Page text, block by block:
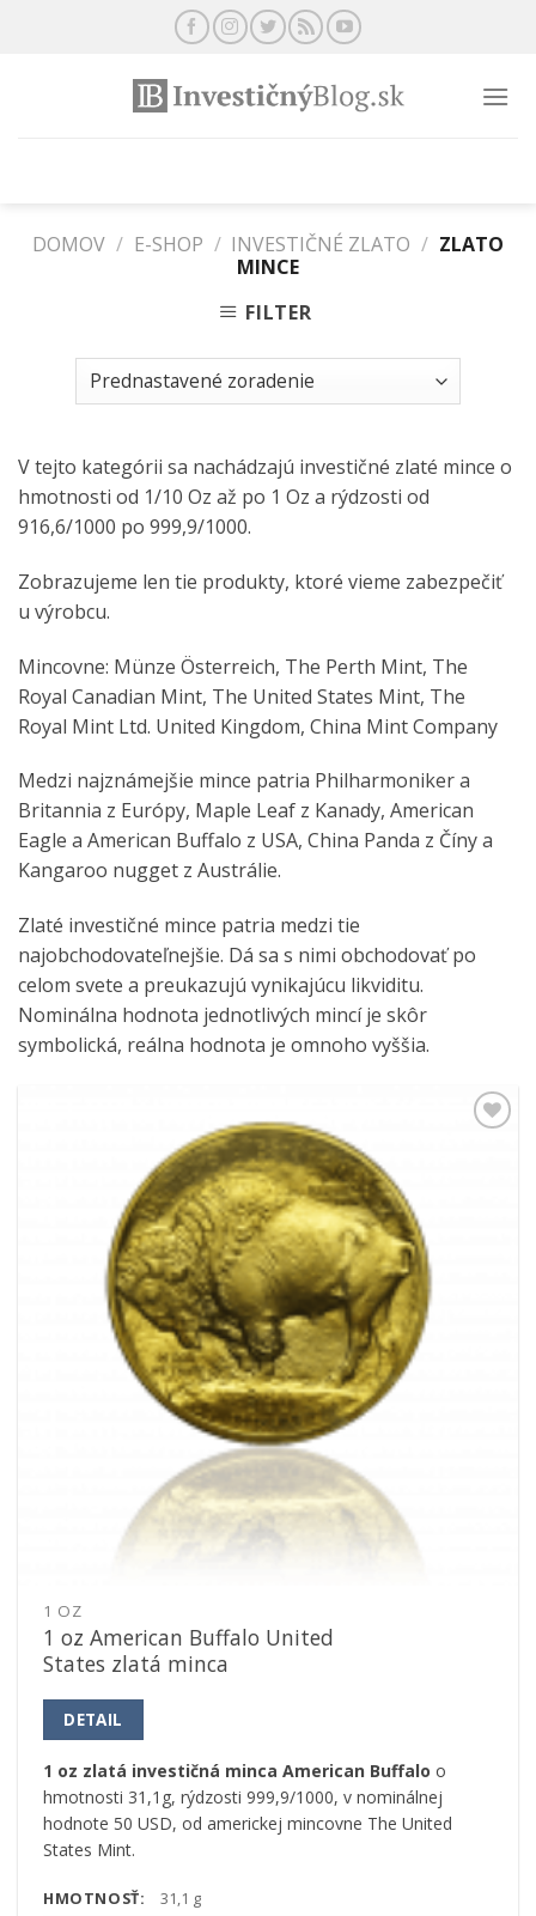
DOMOV / E-SHOP / INVESTIČNÉ ZLATO / ZLATO
MINCE
FILTER
V tejto kategórii sa nachádzajú investičné zlaté mince o
hmotnosti od 1/10 Oz až po 1 Oz a rýdzosti od
916,6/1000 po 999,9/1000.
Zobrazujeme len tie produkty, ktoré vieme zabezpečiť
u výrobcu.
Mincovne: Münze Österreich, The Perth Mint, The
Royal Canadian Mint, The United States Mint, The
Royal Mint Ltd. United Kingdom, China Mint Company
Medzi najznámejšie mince patria Philharmoniker a
Britannia z Európy, Maple Leaf z Kanady, American
Eagle a American Buffalo z USA, China Panda z Číny a
Kangaroo nugget z Austrálie.
Zlaté investičné mince patria medzi tie
najobchodovateľnejšie. Dá sa s nimi obchodovať po
celom svete a preukazujú vynikajúcu likviditu.
Nominálna hodnota jednotlivých mincí je skôr
symbolická, reálna hodnota je omnoho vyššia.
1 OZ
1 oz American Buffalo United
States zlatá minca
DETAIL
1 oz zlatá investičná minca American Buffalo o
hmotnosti 31,1g, rýdzosti 999,9/1000, v nominálnej
hodnote 50 USD, od americkej mincovne The United
States Mint.
HMOTNOSŤ:
31,1 g